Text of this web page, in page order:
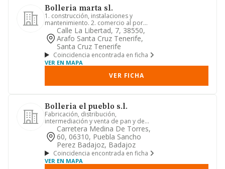
Bolleria marta sl.
1. construcción, instalaciones y
mantenimiento. 2. comercio al por
mayory al, por menor. distribuci...
Calle La Libertad, 7, 38550,
Arafo Santa Cruz Tenerife,
Santa Cruz Tenerife
Coincidencia encontrada en ficha
VER EN MAPA
VER FICHA
Bolleria el pueblo s.l.
Fabricación, distribución,
intermediación y venta de pan y de
productos frescos de panadería y
past...
Carretera Medina De Torres,
60, 06310, Puebla Sancho
Perez Badajoz, Badajoz
Coincidencia encontrada en ficha
VER EN MAPA